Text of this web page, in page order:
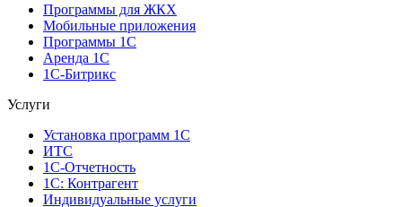
Программы для ЖКХ
Мобильные приложения
Программы 1С
Аренда 1С
1С-Битрикс
Услуги
Установка программ 1С
ИТС
1С-Отчетность
1С: Контрагент
Индивидуальные услуги